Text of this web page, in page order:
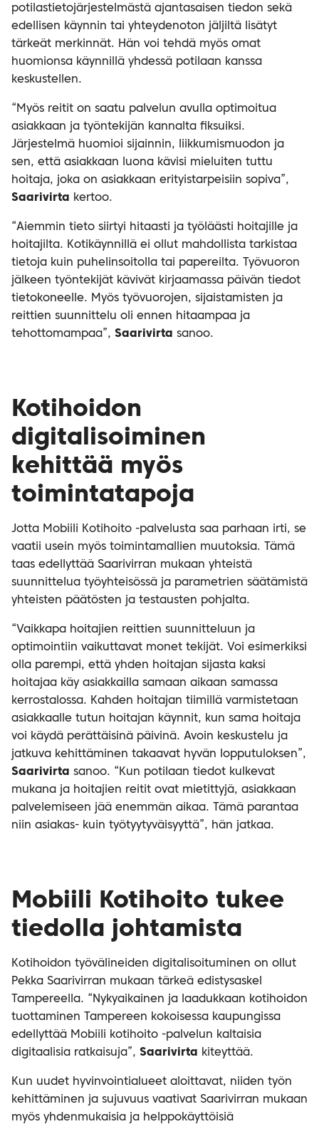
potilastietojärjestelmästä ajantasaisen tiedon sekä
edellisen käynnin tai yhteydenoton jäljiltä lisätyt
tärkeät merkinnät. Hän voi tehdä myös omat
huomionsa käynnillä yhdessä potilaan kanssa
keskustellen.
“Myös reitit on saatu palvelun avulla optimoitua
asiakkaan ja työntekijän kannalta fiksuiksi.
Järjestelmä huomioi sijainnin, liikkumismuodon ja
sen, että asiakkaan luona kävisi mieluiten tuttu
hoitaja, joka on asiakkaan erityistarpeisiin sopiva”,
Saarivirta kertoo.
“Aiemmin tieto siirtyi hitaasti ja työläästi hoitajille ja
hoitajilta. Kotikäynnillä ei ollut mahdollista tarkistaa
tietoja kuin puhelinsoitolla tai papereilta. Työvuoron
jälkeen työntekijät kävivät kirjaamassa päivän tiedot
tietokoneelle. Myös työvuorojen, sijaistamisten ja
reittien suunnittelu oli ennen hitaampaa ja
tehottomampaa”, Saarivirta sanoo.
Kotihoidon
digitalisoiminen
kehittää myös
toimintatapoja
Jotta Mobiili Kotihoito -palvelusta saa parhaan irti, se
vaatii usein myös toimintamallien muutoksia. Tämä
taas edellyttää Saarivirran mukaan yhteistä
suunnittelua työyhteisössä ja parametrien säätämistä
yhteisten päätösten ja testausten pohjalta.
“Vaikkapa hoitajien reittien suunnitteluun ja
optimointiin vaikuttavat monet tekijät. Voi esimerkiksi
olla parempi, että yhden hoitajan sijasta kaksi
hoitajaa käy asiakkailla samaan aikaan samassa
kerrostalossa. Kahden hoitajan tiimillä varmistetaan
asiakkaalle tutun hoitajan käynnit, kun sama hoitaja
voi käydä perättäisinä päivinä. Avoin keskustelu ja
jatkuva kehittäminen takaavat hyvän lopputuloksen”,
Saarivirta sanoo. “Kun potilaan tiedot kulkevat
mukana ja hoitajien reitit ovat mietittyjä, asiakkaan
palvelemiseen jää enemmän aikaa. Tämä parantaa
niin asiakas- kuin työtyytyväisyyttä”, hän jatkaa.
Mobiili Kotihoito tukee
tiedolla johtamista
Kotihoidon työvälineiden digitalisoituminen on ollut
Pekka Saarivirran mukaan tärkeä edistysaskel
Tampereella. “Nykyaikainen ja laadukkaan kotihoidon
tuottaminen Tampereen kokoisessa kaupungissa
edellyttää Mobiili kotihoito -palvelun kaltaisia
digitaalisia ratkaisuja”, Saarivirta kiteyttää.
Kun uudet hyvinvointialueet aloittavat, niiden työn
kehittäminen ja sujuvuus vaativat Saarivirran mukaan
myös yhdenmukaisia ja helppokäyttöisiä